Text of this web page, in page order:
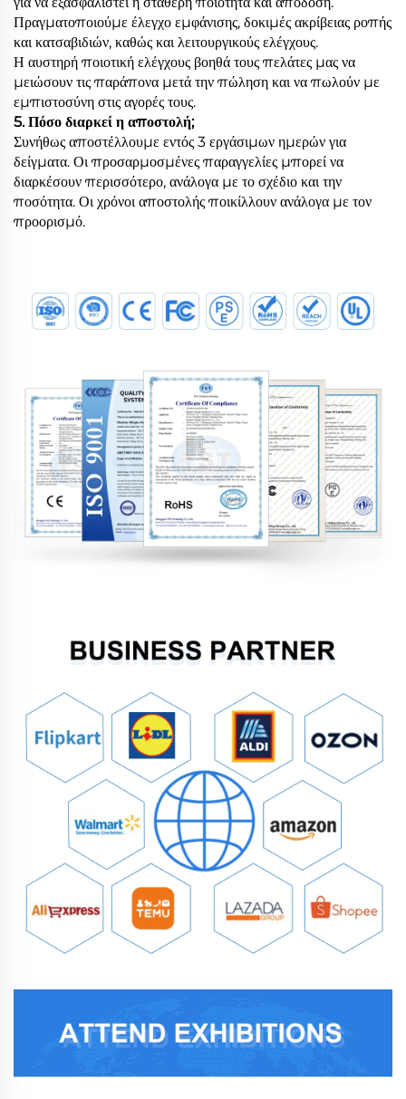
Πραγματοποιούμε έλεγχο εμφάνισης, δοκιμές ακρίβειας ροπής
και κατσαβιδιών, καθώς και λειτουργικούς ελέγχους.
Η αυστηρή ποιοτική ελέγχους βοηθά τους πελάτες μας να
μειώσουν τις παράπονα μετά την πώληση και να πωλούν με
εμπιστοσύνη στις αγορές τους.
5. Πόσο διαρκεί η αποστολή;
Συνήθως αποστέλλουμε εντός 3 εργάσιμων ημερών για
δείγματα. Οι προσαρμοσμένες παραγγελίες μπορεί να
διαρκέσουν περισσότερο, ανάλογα με το σχέδιο και την
ποσότητα. Οι χρόνοι αποστολής ποικίλλουν ανάλογα με τον
προορισμό.